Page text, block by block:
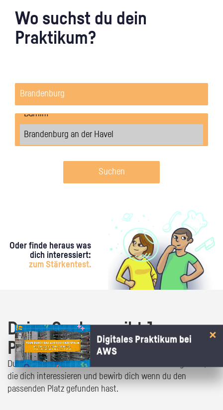
Wo suchst du dein
Praktikum?
Suchen
Oder finde heraus was
dich interessiert:
zum Stärkentest.
Deine Suche ergibt 1
Praktikumsangebot!
Du bist fast da! Klick dich durch die Praktikumsangebote,
die dich interessieren und bewirb dich wenn du den
passenden Platz gefunden hast.
Digitales Praktikum bei
AWS